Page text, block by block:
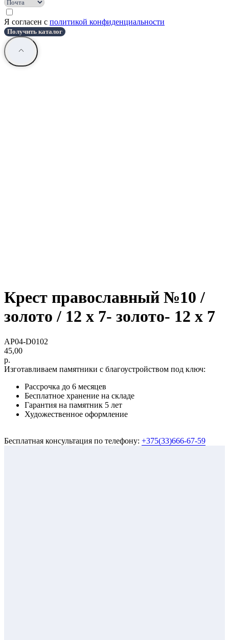
Я согласен с политикой конфиденциальности
Получить каталог
Крест православный №10 /
золото / 12 х 7- золото- 12 х 7
AP04-D0102
45,00
р.
Изготавливаем памятники с благоустройством под ключ:
Рассрочка до 6 месяцев
Бесплатное хранение на складе
Гарантия на памятник 5 лет
Художественное оформление
Бесплатная консультация по телефону: +375(33)666-67-59